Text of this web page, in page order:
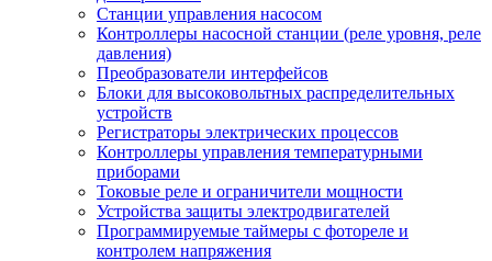
Станции управления насосом
Контроллеры насосной станции (реле уровня, реле
давления)
Преобразователи интерфейсов
Блоки для высоковольтных распределительных
устройств
Регистраторы электрических процессов
Контроллеры управления температурными
приборами
Токовые реле и ограничители мощности
Устройства защиты электродвигателей
Программируемые таймеры с фотореле и
контролем напряжения